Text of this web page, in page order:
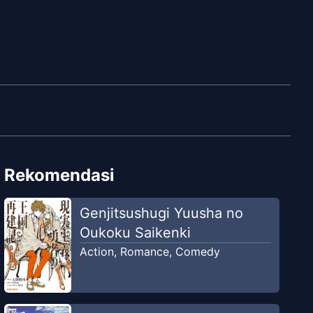
Rekomendasi
Genjitsushugi Yuusha no
Oukoku Saikenki
Action, Romance, Comedy